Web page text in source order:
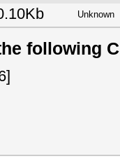
Unknown
following